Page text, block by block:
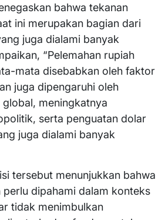
bahwa tekanan
ini merupakan bagian dari
juga dialami banyak
“Pelemahan rupiah
mata disebabkan oleh faktor
juga dipengaruhi oleh
meningkatnya
serta penguatan dolar
juga dialami banyak
tersebut menunjukkan bahwa
dipahami dalam konteks
tidak menimbulkan